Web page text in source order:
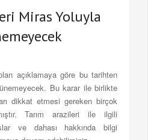
Miras Yoluyla
açıklamaya göre bu tarihten
Bu karar ile birlikte
dikkat etmesi gereken birçok
Tarım arazileri ile ilgili
ve dahası hakkında bilgi